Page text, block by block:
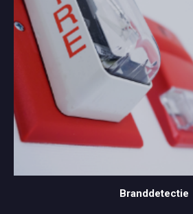
Branddetectie
Branddetectie